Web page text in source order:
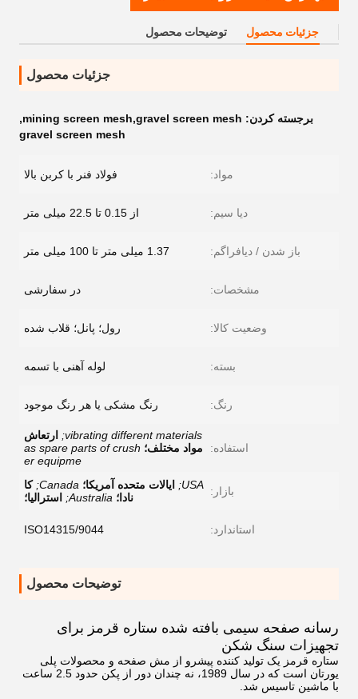
جزئیات محصول توضیحات محصول
جزئیات محصول
برجسته کردن: mining screen mesh,gravel screen mesh
,
gravel screen mesh
مواد: فولاد فنر با کربن بالا
دیا سیم: از 0.15 تا 22.5 میلی متر
باز شدن / دیافراگم: 1.37 میلی متر تا 100 میلی متر
مشخصات: در سفارشی
وضعیت کالا: رول؛ پانل؛ قلاب شده
بسته: لوله آهنی با تسمه
رنگ: رنگ مشکی یا هر رنگ موجود
استفاده:
vibrating different materials;
ارتعاش
مواد مختلف؛ as spare parts of crush
er equipme
بازار: USA; ایالات متحده آمریکا؛ Canada; کا
نادا؛ Australia; استرالیا؛
استاندارد: ISO14315/9044
توضیحات محصول
رسانه صفحه سیمی بافته شده ستاره قرمز برای
تجهیزات سنگ شکن
ستاره قرمز یک تولید کننده پیشرو از مش صفحه و محصولات پلی
یورتان است که در سال 1989، نه چندان دور از پکن حدود 2.5 ساعت
با ماشین تاسیس شد.